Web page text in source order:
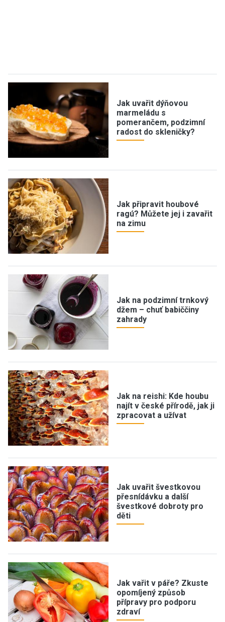
Jak uvařit dýňovou
marmeládu s
pomerančem, podzimní
radost do skleničky?
Jak připravit houbové
ragú? Můžete jej i zavařit
na zimu
Jak na podzimní trnkový
džem – chuť babiččiny
zahrady
Jak na reishi: Kde houbu
najít v české přírodě, jak ji
zpracovat a užívat
Jak uvařit švestkovou
přesnídávku a další
švestkové dobroty pro
děti
Jak vařit v páře? Zkuste
opomíjený způsob
přípravy pro podporu
zdraví